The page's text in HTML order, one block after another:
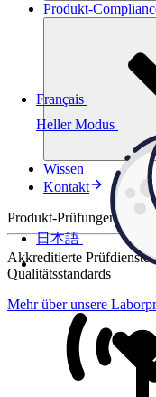
Heller Modus
Français
日本語
Produkt-
Wissen
Kontakt
Produkt-Prüfungen für
Akkreditierte Prüfdienste
Qualitätsstandards
Mehr über unsere